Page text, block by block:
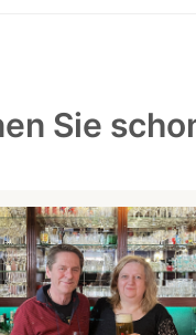
Sie